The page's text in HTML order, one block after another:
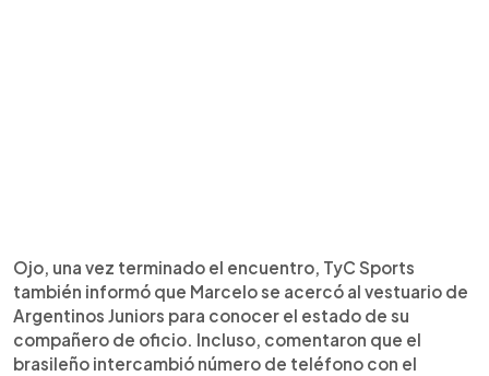
Ojo, una vez terminado el encuentro, TyC Sports
también informó que Marcelo se acercó al vestuario de
Argentinos Juniors para conocer el estado de su
compañero de oficio. Incluso, comentaron que el
brasileño intercambió número de teléfono con el